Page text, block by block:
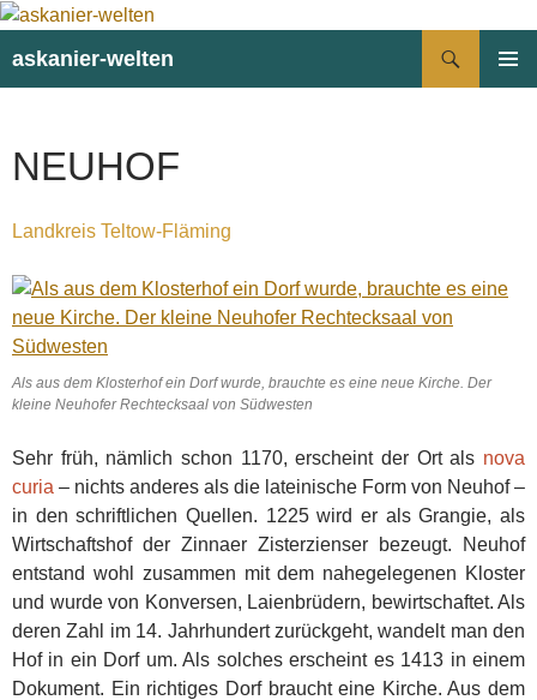
askanier-welten
NEUHOF
Landkreis Teltow-Fläming
Als aus dem Klosterhof ein Dorf wurde, brauchte es eine neue Kirche. Der
kleine Neuhofer Rechtecksaal von Südwesten
Sehr früh, nämlich schon 1170, erscheint der Ort als nova
curia – nichts anderes als die lateinische Form von Neuhof –
in den schriftlichen Quellen. 1225 wird er als Grangie, als
Wirtschaftshof der Zinnaer Zisterzienser bezeugt. Neuhof
entstand wohl zusammen mit dem nahegelegenen Kloster
und wurde von Konversen, Laienbrüdern, bewirtschaftet. Als
deren Zahl im 14. Jahrhundert zurückgeht, wandelt man den
Hof in ein Dorf um. Als solches erscheint es 1413 in einem
Dokument. Ein richtiges Dorf braucht eine Kirche. Aus dem